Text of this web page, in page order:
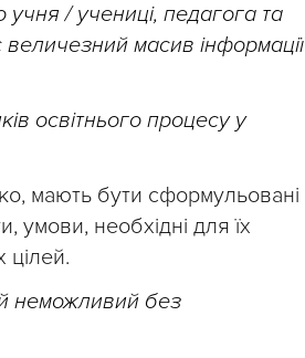
/ учениці, педагога та
величезний масив інформації
освітнього процесу у
мають бути сформульовані
умови, необхідні для їх
цілей.
неможливий без